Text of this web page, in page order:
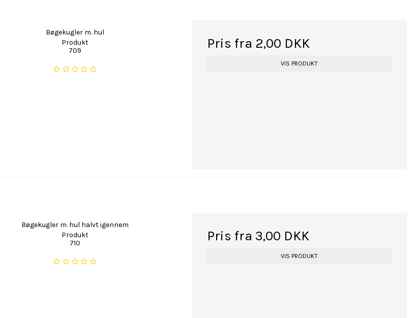
Bøgekugler m. hul
Produkt
709
Pris fra 2,00 DKK
VIS PRODUKT
Bøgekugler m. hul halvt igennem
Produkt
710
Pris fra 3,00 DKK
VIS PRODUKT